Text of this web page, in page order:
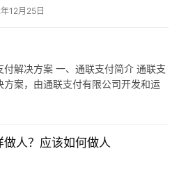
12月25日
解决方案 一、通联支付简介 通联支
案，由通联支付有限公司开发和运
做人？应该如何做人